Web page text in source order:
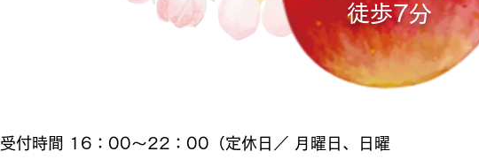
徒歩7分
受付時間 16：00～22：00（定休日／ 月曜日、日曜